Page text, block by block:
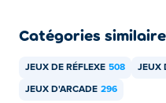
Swingo est libre de jouer
Catégories
JEUX DE RÉFLEXE 508 JEUX
JEUX D'ARCADE 296